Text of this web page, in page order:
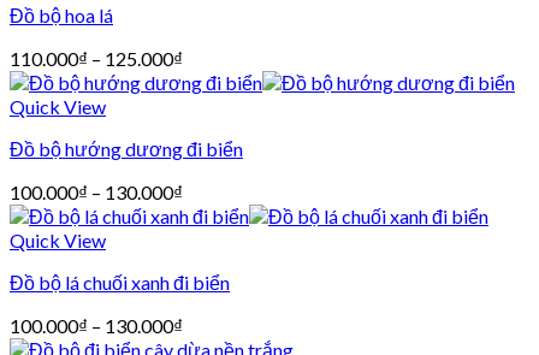
Đồ bộ hoa lá
110.000₫ – 125.000₫
Quick View
Đồ bộ hướng dương đi biển
100.000₫ – 130.000₫
Quick View
Đồ bộ lá chuối xanh đi biển
100.000₫ – 130.000₫